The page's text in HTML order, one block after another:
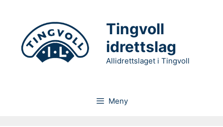
Tingvoll
idrettslag
Allidrettslaget i Tingvoll
Meny